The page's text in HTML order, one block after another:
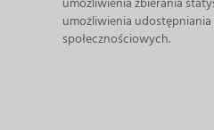
umożliwienia
społecznościowych.